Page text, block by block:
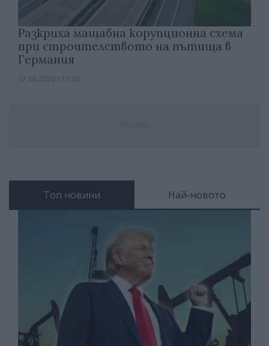
Разкриха мащабна корупционна схема
при строителството на пътища в
Германия
07.08.2026 / 12:30
Топ новини Най-новото